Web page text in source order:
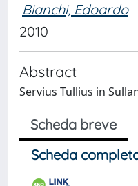
Bianchi, Edoardo
2010
Abstract
Servius Tullius in
Scheda breve
Scheda